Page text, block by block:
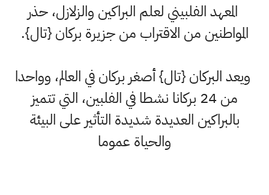
المعهد الفلبيني لعلم البراكين والزلازل، حذر
المواطنين من الاقتراب من جزيرة بركان {تال}.
ويعد البركان {تال} أصغر بركان في العالم، وواحدا
من 24 بركانا نشطا في الفلبين، التي تتميز
بالبراكين العديدة شديدة التأثير على البيئة
والحياة عموما